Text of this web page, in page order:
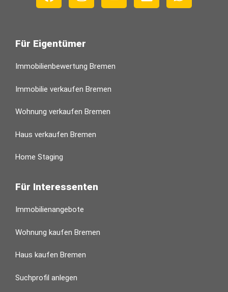
Für Eigentümer
Immobilienbewertung Bremen
Immobilie verkaufen Bremen
Wohnung verkaufen Bremen
Haus verkaufen Bremen
Home Staging
Für Interessenten
Immobilienangebote
Wohnung kaufen Bremen
Haus kaufen Bremen
Suchprofil anlegen